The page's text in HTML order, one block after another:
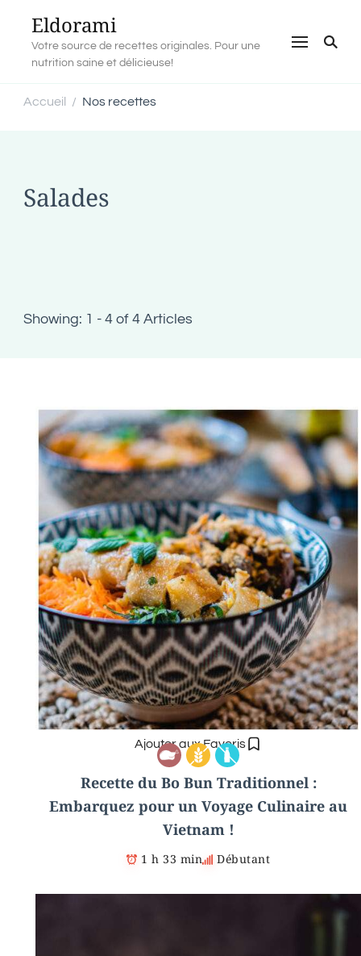
Eldorami
Votre source de recettes originales. Pour une
nutrition saine et délicieuse!
Accueil / Nos recettes
Salades
Showing: 1 - 4 of 4 Articles
Ajouter aux Favoris
Recette du Bo Bun Traditionnel :
Embarquez pour un Voyage Culinaire au
Vietnam !
1 h 33 min Débutant